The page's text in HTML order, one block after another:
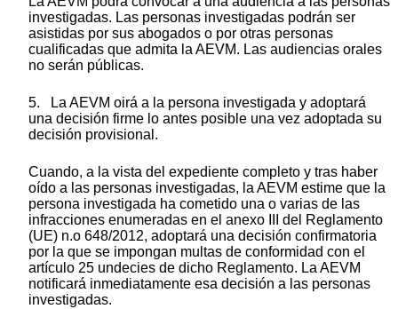
investigadas. Las personas investigadas podrán ser
asistidas por sus abogados o por otras personas
cualificadas que admita la AEVM. Las audiencias orales
no serán públicas.
5. La AEVM oirá a la persona investigada y adoptará
una decisión firme lo antes posible una vez adoptada su
decisión provisional.
Cuando, a la vista del expediente completo y tras haber
oído a las personas investigadas, la AEVM estime que la
persona investigada ha cometido una o varias de las
infracciones enumeradas en el anexo III del Reglamento
(UE) n.o 648/2012, adoptará una decisión confirmatoria
por la que se impongan multas de conformidad con el
artículo 25 undecies de dicho Reglamento. La AEVM
notificará inmediatamente esa decisión a las personas
investigadas.